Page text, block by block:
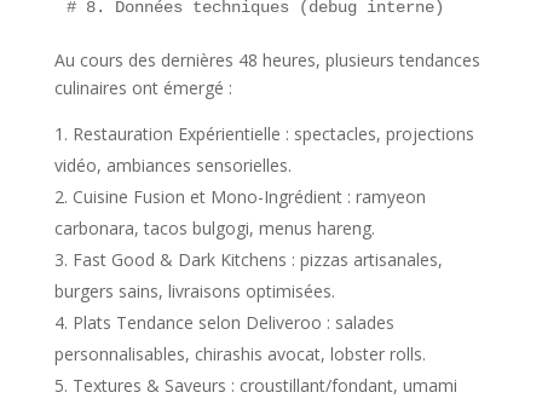
# 8. Données techniques (debug interne)
Au cours des dernières 48 heures, plusieurs tendances
culinaires ont émergé :
Restauration Expérientielle : spectacles, projections
vidéo, ambiances sensorielles.
Cuisine Fusion et Mono-Ingrédient : ramyeon
carbonara, tacos bulgogi, menus hareng.
Fast Good & Dark Kitchens : pizzas artisanales,
burgers sains, livraisons optimisées.
Plats Tendance selon Deliveroo : salades
personnalisables, chirashis avocat, lobster rolls.
Textures & Saveurs : croustillant/fondant, umami